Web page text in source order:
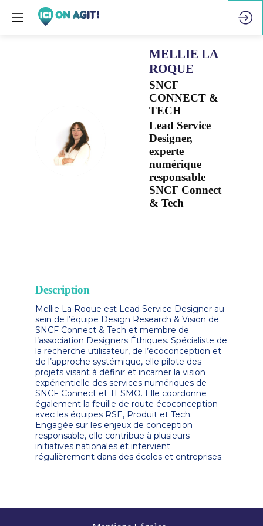
MLR
MELLIE LA
ROQUE
SNCF
CONNECT &
TECH
Lead Service
Designer,
experte
numérique
responsable
SNCF Connect
& Tech
Description
Mellie La Roque est Lead Service Designer au
sein de l’équipe Design Research & Vision de
SNCF Connect & Tech et membre de
l’association Designers Éthiques. Spécialiste de
la recherche utilisateur, de l’écoconception et
de l’approche systémique, elle pilote des
projets visant à définir et incarner la vision
expérientielle des services numériques de
SNCF Connect et TESMO. Elle coordonne
également la feuille de route écoconception
avec les équipes RSE, Produit et Tech.
Engagée sur les enjeux de conception
responsable, elle contribue à plusieurs
initiatives nationales et intervient
régulièrement dans des écoles et entreprises.